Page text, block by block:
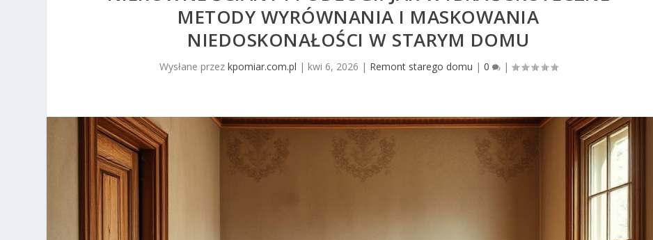
METODY WYRÓWNANIA I MASKOWANIA
NIEDOSKONAŁOŚCI W STARYM DOMU
Wysłane przez kpomiar.com.pl | kwi 6, 2026 | Remont starego domu | 0 |